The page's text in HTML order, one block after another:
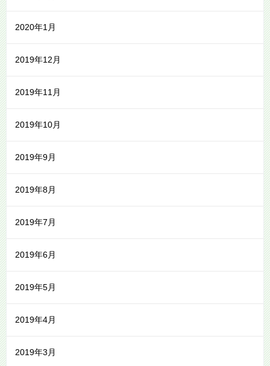
2020年1月
2019年12月
2019年11月
2019年10月
2019年9月
2019年8月
2019年7月
2019年6月
2019年5月
2019年4月
2019年3月